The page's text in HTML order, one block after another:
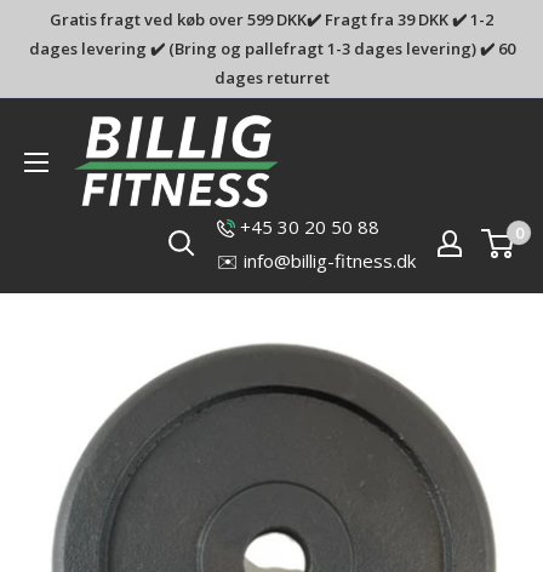
Gratis fragt ved køb over 599 DKK✔️ Fragt fra 39 DKK ✔️ 1-2
dages levering ✔️ (Bring og pallefragt 1-3 dages levering) ✔️ 60
dages returret
Billig-
fitness.dk
+45 30 20 50 88
✉️ info@billig-fitness.dk
0